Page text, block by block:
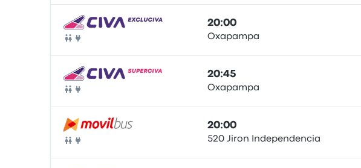
Ônibus
20:00
Oxapampa
Ônibus
20:45
Oxapampa
Ônibus
20:00
520 Jiron Independencia